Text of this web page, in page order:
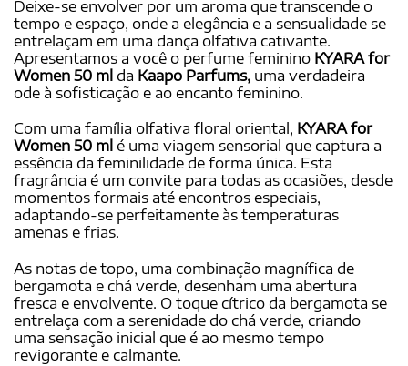
Deixe-se envolver por um aroma que transcende o
tempo e espaço, onde a elegância e a sensualidade se
entrelaçam em uma dança olfativa cativante.
Apresentamos a você o perfume feminino KYARA for
Women 50 ml da Kaapo Parfums, uma verdadeira
ode à sofisticação e ao encanto feminino.
Com uma família olfativa floral oriental, KYARA for
Women 50 ml é uma viagem sensorial que captura a
essência da feminilidade de forma única. Esta
fragrância é um convite para todas as ocasiões, desde
momentos formais até encontros especiais,
adaptando-se perfeitamente às temperaturas
amenas e frias.
As notas de topo, uma combinação magnífica de
bergamota e chá verde, desenham uma abertura
fresca e envolvente. O toque cítrico da bergamota se
entrelaça com a serenidade do chá verde, criando
uma sensação inicial que é ao mesmo tempo
revigorante e calmante.